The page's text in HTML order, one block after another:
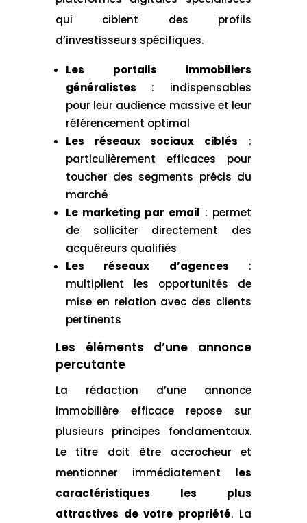
qui ciblent des profils
d’investisseurs spécifiques.
Les portails immobiliers
généralistes : indispensables
pour leur audience massive et leur
référencement optimal
Les réseaux sociaux ciblés :
particulièrement efficaces pour
toucher des segments précis du
marché
Le marketing par email : permet
de solliciter directement des
acquéreurs qualifiés
Les réseaux d’agences :
multiplient les opportunités de
mise en relation avec des clients
pertinents
Les éléments d’une annonce
percutante
La rédaction d’une annonce
immobilière efficace repose sur
plusieurs principes fondamentaux.
Le titre doit être accrocheur et
mentionner immédiatement les
caractéristiques les plus
attractives de votre propriété. La